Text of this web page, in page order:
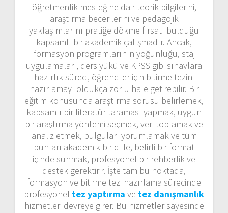
öğretmenlik mesleğine dair teorik bilgilerini,
araştırma becerilerini ve pedagojik
yaklaşımlarını pratiğe dökme fırsatı bulduğu
kapsamlı bir akademik çalışmadır. Ancak,
formasyon programlarının yoğunluğu, staj
uygulamaları, ders yükü ve KPSS gibi sınavlara
hazırlık süreci, öğrenciler için bitirme tezini
hazırlamayı oldukça zorlu hale getirebilir. Bir
eğitim konusunda araştırma sorusu belirlemek,
kapsamlı bir literatür taraması yapmak, uygun
bir araştırma yöntemi seçmek, veri toplamak ve
analiz etmek, bulguları yorumlamak ve tüm
bunları akademik bir dille, belirli bir format
içinde sunmak, profesyonel bir rehberlik ve
destek gerektirir. İşte tam bu noktada,
formasyon ve bitirme tezi hazırlama sürecinde
profesyonel tez yaptırma ve tez danışmanlık
hizmetleri devreye girer. Bu hizmetler sayesinde